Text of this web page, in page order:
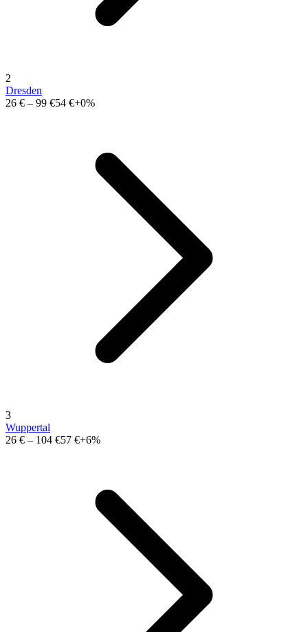
2
Dresden
26 € – 99 €54 €+0%
3
Wuppertal
26 € – 104 €57 €+6%